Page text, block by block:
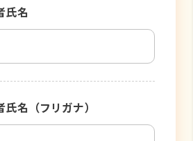
氏名
氏名（フリガナ）